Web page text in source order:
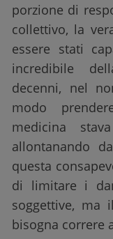
porzione di
collettivo, la
essere stati
incredibile
decenni, nel
modo
medicina
allontanando
questa
di limitare i
soggettive, ma
bisogna correre